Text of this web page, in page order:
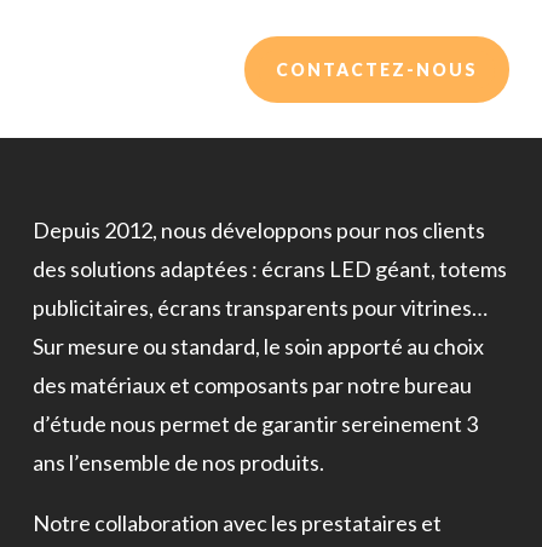
CONTACTEZ-NOUS
Depuis 2012, nous développons pour nos clients
des solutions adaptées : écrans LED géant, totems
publicitaires, écrans transparents pour vitrines…
Sur mesure ou standard, le soin apporté au choix
des matériaux et composants par notre bureau
d’étude nous permet de garantir sereinement 3
ans l’ensemble de nos produits.
Notre collaboration avec les prestataires et